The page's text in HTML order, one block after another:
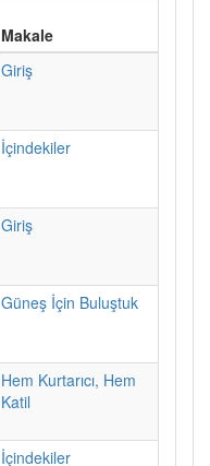
Makale
Giriş
İçindekiler
Giriş
Güneş İçin Buluştuk
Hem Kurtarıcı, Hem
Katil
İçindekiler